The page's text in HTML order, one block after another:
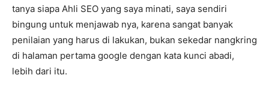
tanya siapa Ahli SEO yang saya minati, saya sendiri
bingung untuk menjawab nya, karena sangat banyak
penilaian yang harus di lakukan, bukan sekedar nangkring
di halaman pertama google dengan kata kunci abadi,
lebih dari itu.